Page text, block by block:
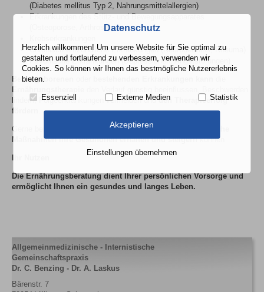
(Diabetes mellitus Typ 2, Nahrungsmittelallergien)
Erkrankungen des Stütz- und Bewegungsapparates
(Osteoporose, Arthrose)
Chronisch entzündliche Erkrankungen (Neurodermitis, Rheuma)
Psychische Erkrankungen (Depressionen, Angststörungen)
Bei angeborenen
lindern, Folgeerkrankungen vermeiden undden Therapieerfolg
fördern
Gerne beraten wir Sie, wie Sie durchernährungsmedizinische
Maßnahmen Ihre Gesundheit erhalten und steigernkönnen
Die Ernährungsberatung dient Ihrer persönlichen Vorsorge und
ermöglicht Ihnen ein gesundes und langes Leben.
Allgemeinmedizinische - Internistische
Gemeinschaftspraxis
Dr. C. Benzing - Dr. A. Laskus
Bärenstr. 7
Datenschutz
Herzlich willkommen! Um unsere Website für Sie optimal zu
gestalten und fortlaufend zu verbessern, verwenden wir
Cookies. So können wir Ihnen das bestmögliche Nutzererlebnis
bieten.
Essenziell Externe Medien Statistik
Akzeptieren
Einstellungen übernehmen